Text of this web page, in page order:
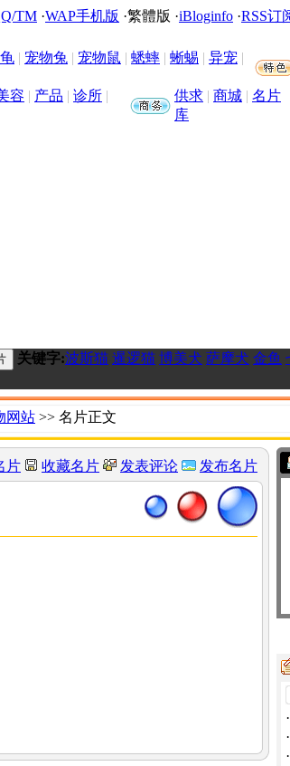
TM ·WAP手机版 ·繁體版 ·iBloginfo ·RSS订
| 宠物兔 | 宠物鼠 | 蟋蟀 | 蜥蜴 | 异宠 |
容 | 产品 | 诊所 |
供求 | 商城 | 名片
库
关键字:波斯猫 暹逻猫 博美犬 萨摩犬 金鱼
网站 >> 名片正文
片 收藏名片 发表评论 发布名片
·
·
·